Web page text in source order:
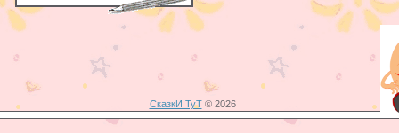
СказкИ ТуТ© 2026